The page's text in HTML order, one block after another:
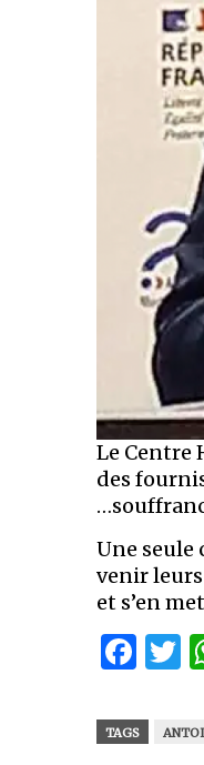
Le Centre
des
Une seule
venir
et s’en
TAGS